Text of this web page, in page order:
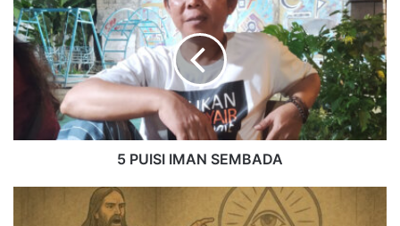
5 PUISI IMAN SEMBADA